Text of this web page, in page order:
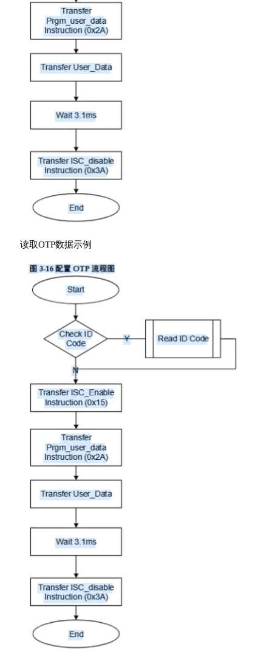
读取OTP数据示例